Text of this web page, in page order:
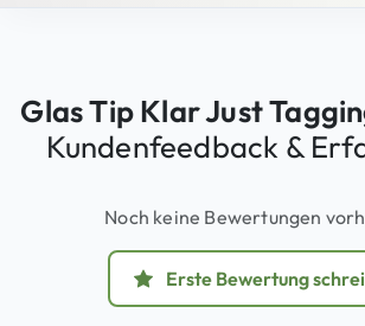
Glas Tip Klar Just
Kundenfeedback &
Noch keine Bewertungen
Erste Bewertung